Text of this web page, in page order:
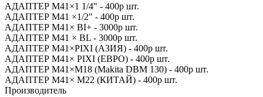
АДАПТЕР М41×1 1/4" - 400р шт.
АДАПТЕР М41 ×1/2" - 400р шт.
АДАПТЕР М41× BI+ - 3000р шт.
АДАПТЕР М41 × BL - 3000р шт.
АДАПТЕР М41×PIXI (АЗИЯ) - 400р шт.
АДАПТЕР М41× PIXI (ЕВРО) - 400р шт.
АДАПТЕР М41×M18 (Makita DBM 130) - 400р шт.
АДАПТЕР М41× M22 (КИТАЙ) - 400р шт.
Производитель